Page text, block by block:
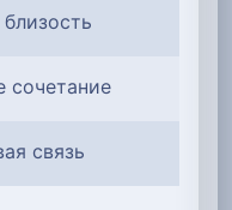
сочетание
связь